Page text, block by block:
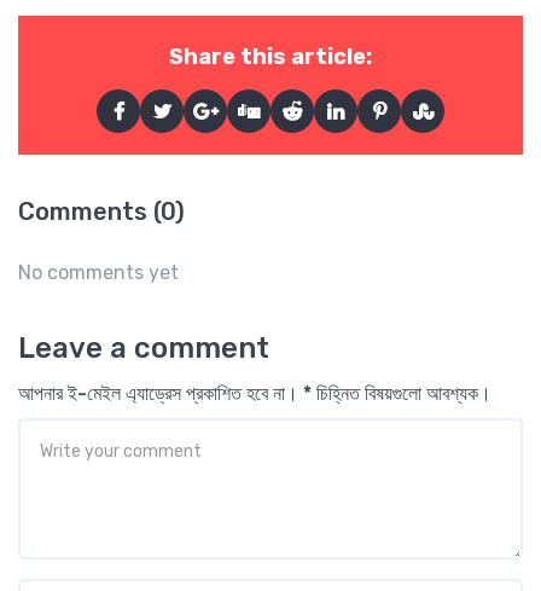
Share this article:
Comments (0)
No comments yet
Leave a comment
আপনার ই-মেইল এ্যাড্রেস প্রকাশিত হবে না। * চিহ্নিত বিষয়গুলো আবশ্যক।